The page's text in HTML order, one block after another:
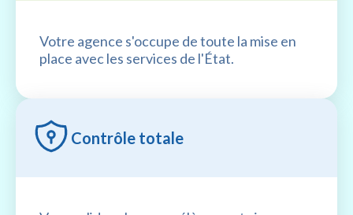
Votre agence s'occupe de toute la mise en
place avec les services de l'État.
Contrôle totale